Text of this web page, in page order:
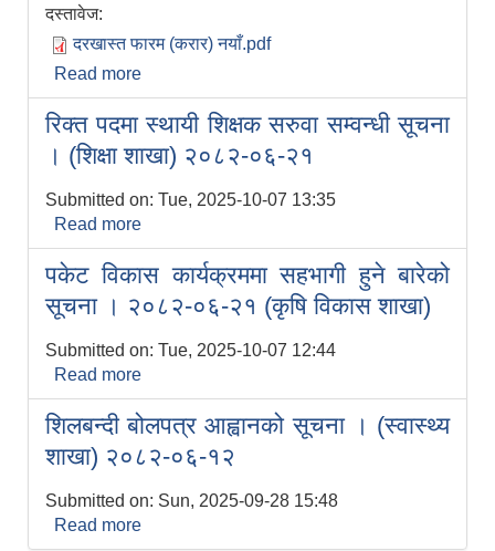
दस्तावेज:
दरखास्त फारम (करार) नयाँ.pdf
Read more
२०८२-०६-२१
रिक्त पदमा स्थायी शिक्षक सरुवा सम्वन्धी सूचना
। (शिक्षा शाखा) २०८२-०६-२१
Submitted on: Tue, 2025-10-07 13:35
Read more
सूचना । (शिक्षा शाखा) २०८२-०६-२१
पकेट विकास कार्यक्रममा सहभागी हुने बारेको
सूचना । २०८२-०६-२१ (कृषि विकास शाखा)
Submitted on: Tue, 2025-10-07 12:44
Read more
सूचना । २०८२-०६-२१ (कृषि विकास शाखा)
शिलबन्दी बोलपत्र आह्वानको सूचना । (स्वास्थ्य
शाखा) २०८२-०६-१२
Submitted on: Sun, 2025-09-28 15:48
Read more